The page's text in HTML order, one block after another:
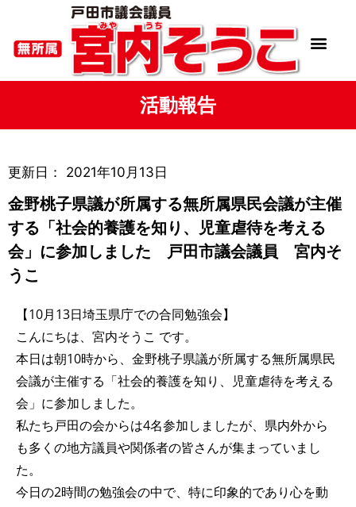
活動報告
更新日： 2021年10月13日
金野桃子県議が所属する無所属県民会議が主催
する「社会的養護を知り、児童虐待を考える
会」に参加しました 戸田市議会議員 宮内そ
うこ
【10月13日埼玉県庁での合同勉強会】
こんにちは、宮内そうこ です。
本日は朝10時から、金野桃子県議が所属する無所属県民
会議が主催する「社会的養護を知り、児童虐待を考える
会」に参加しました。
私たち戸田の会からは4名参加しましたが、県内外から
も多くの地方議員や関係者の皆さんが集まっていまし
た。
今日の2時間の勉強会の中で、特に印象的であり心を動